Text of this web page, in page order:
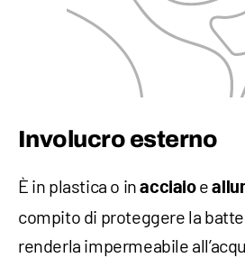
Involucro esterno
È in plastica o inacciaioe
compito di proteggere la
renderla impermeabile